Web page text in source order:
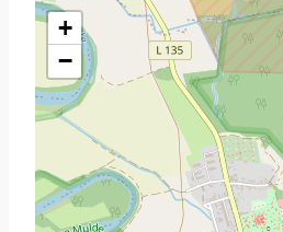
+
−